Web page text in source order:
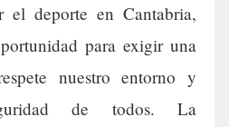
el deporte en Cantabria,
para exigir una
nuestro entorno y
de todos. La